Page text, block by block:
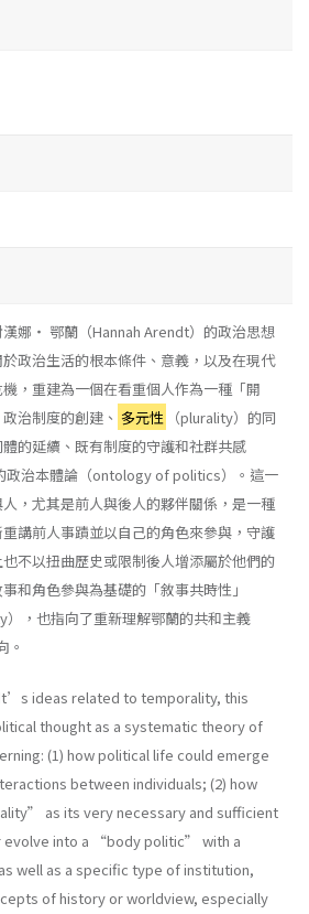
娜‧ 鄂蘭（Hannah Arendt）的政治思想
政治生活的根本條件、意義，以及在現代
，重建為一個在看重個人作為一種「開
治制度的創建、 多元性
（plurality）的同
的延續、既有制度的守護和社群共感
政治本體論（ontology of politics）。這一
，尤其是前人與後人的夥伴關係，是一種
講前人事蹟並以自己的角色來參與，守護
不以扭曲歷史或限制後人增添屬於他們的
和角色參與為基礎的「敘事共時性」
），也指向了重新理解鄂蘭的共和主義
。
ideas related to temporality, this
thought as a systematic theory of
(1) how political life could emerge
between individuals; (2) how
as its very necessary and sufficient
evolve into a “body politic” with a
well as a specific type of institution,
of history or worldview, especially